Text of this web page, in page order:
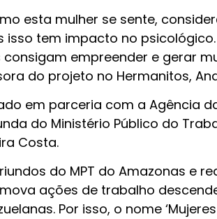
esta mulher se sente,
isso tem impacto no
empreender e gerar
do projeto no Hermanitos,
em parceria com a Agência
do Ministério Público do
Costa.
do MPT do Amazonas e
ações de trabalho
Por isso, o nome ‘Mujeres